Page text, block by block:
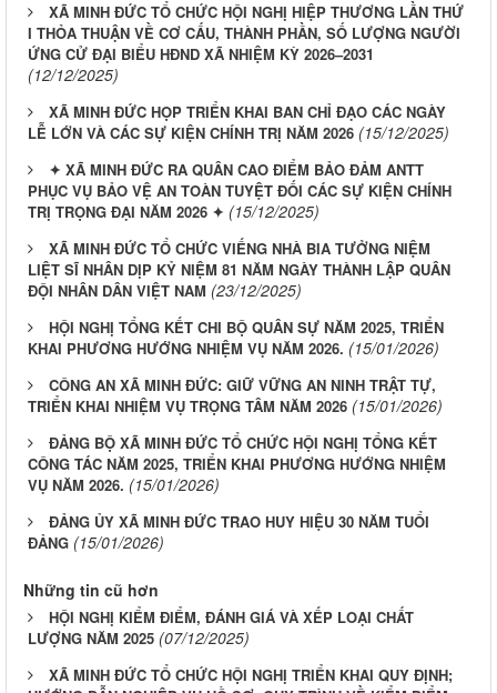
XÃ MINH ĐỨC TỔ CHỨC HỘI NGHỊ HIỆP THƯƠNG LẦN THỨ
I THỎA THUẬN VỀ CƠ CẤU, THÀNH PHẦN, SỐ LƯỢNG NGƯỜI
ỨNG CỬ ĐẠI BIỂU HĐND XÃ NHIỆM KỲ 2026–2031
(12/12/2025)
XÃ MINH ĐỨC HỌP TRIỂN KHAI BAN CHỈ ĐẠO CÁC NGÀY
LỄ LỚN VÀ CÁC SỰ KIỆN CHÍNH TRỊ NĂM 2026 (15/12/2025)
✦ XÃ MINH ĐỨC RA QUÂN CAO ĐIỂM BẢO ĐẢM ANTT
PHỤC VỤ BẢO VỆ AN TOÀN TUYỆT ĐỐI CÁC SỰ KIỆN CHÍNH
TRỊ TRỌNG ĐẠI NĂM 2026 ✦ (15/12/2025)
XÃ MINH ĐỨC TỔ CHỨC VIẾNG NHÀ BIA TƯỞNG NIỆM
LIỆT SĨ NHÂN DỊP KỶ NIỆM 81 NĂM NGÀY THÀNH LẬP QUÂN
ĐỘI NHÂN DÂN VIỆT NAM (23/12/2025)
HỘI NGHỊ TỔNG KẾT CHI BỘ QUÂN SỰ NĂM 2025, TRIỂN
KHAI PHƯƠNG HƯỚNG NHIỆM VỤ NĂM 2026. (15/01/2026)
CÔNG AN XÃ MINH ĐỨC: GIỮ VỮNG AN NINH TRẬT TỰ,
TRIỂN KHAI NHIỆM VỤ TRỌNG TÂM NĂM 2026 (15/01/2026)
ĐẢNG BỘ XÃ MINH ĐỨC TỔ CHỨC HỘI NGHỊ TỔNG KẾT
CÔNG TÁC NĂM 2025, TRIỂN KHAI PHƯƠNG HƯỚNG NHIỆM
VỤ NĂM 2026. (15/01/2026)
ĐẢNG ỦY XÃ MINH ĐỨC TRAO HUY HIỆU 30 NĂM TUỔI
ĐẢNG (15/01/2026)
Những tin cũ hơn
HỘI NGHỊ KIỂM ĐIỂM, ĐÁNH GIÁ VÀ XẾP LOẠI CHẤT
LƯỢNG NĂM 2025 (07/12/2025)
XÃ MINH ĐỨC TỔ CHỨC HỘI NGHỊ TRIỂN KHAI QUY ĐỊNH;